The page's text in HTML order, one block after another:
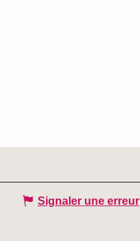
Signaler une erreur